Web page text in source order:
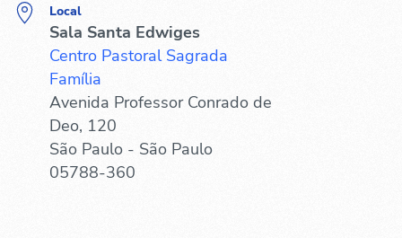
Local
Sala Santa Edwiges
Centro Pastoral Sagrada
Família
Avenida Professor Conrado de
Deo, 120
São Paulo - São Paulo
05788-360